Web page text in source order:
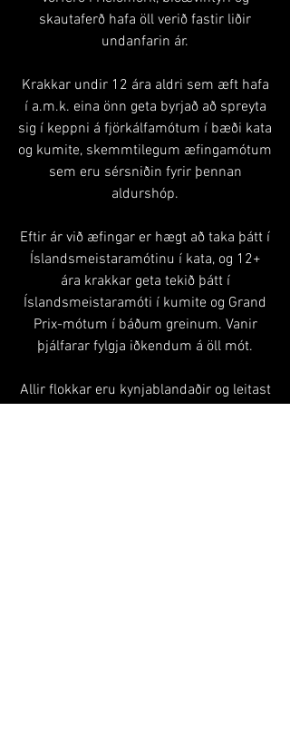
skautaferð hafa öll verið fastir liðir
undanfarin ár.
Krakkar undir 12 ára aldri sem æft hafa
í a.m.k. eina önn geta byrjað að spreyta
sig í keppni á fjörkálfamótum í bæði kata
og kumite, skemmtilegum æfingamótum
sem eru sérsniðin fyrir þennan
aldurshóp.
Eftir ár við æfingar er hægt að taka þátt í
Íslandsmeistaramótinu í kata, og 12+
ára krakkar geta tekið þátt í
Íslandsmeistaramóti í kumite og Grand
Prix-mótum í báðum greinum. Vanir
þjálfarar fylgja iðkendum á öll mót.
Allir flokkar eru kynjablandaðir og leitast